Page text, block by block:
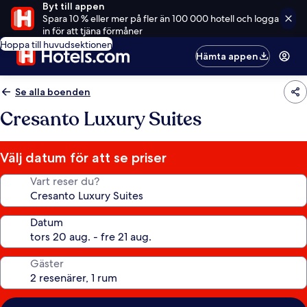
Byt till appen
Spara 10 % eller mer på fler än 100 000 hotell och logga
in för att tjäna förmåner
Hoppa till huvudsektionen
Hämta appen
Se alla boenden
Cresanto Luxury Suites
Välj datum för att se priser
Vart reser du?
Datum
Gäster